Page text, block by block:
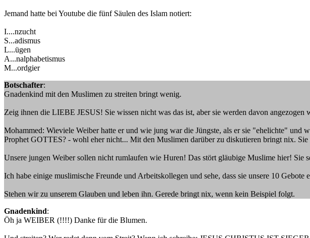
Jemand hatte bei Youtube die fünf Säulen des Islam notiert:
I....nzucht
S...adismus
L...ügen
A...nalphabetismus
M...ordgier
Botschafter:
Gnadenkind mit den Muslimen zu streiten bringt wenig.
Zeig ihnen die LIEBE JESUS! Sie wissen nicht was das ist, aber sie werden davon angezogen
Mohammed: Wieviele Weiber hatte er und wie jung war die Jüngste, als er sie "ehelichte"
Prophet GOTTES? - wohl eher nicht... Mit den Muslimen darüber zu diskutieren bringt nix.
Unsere jungen Weiber sollen nicht rumlaufen wie Huren! Das stört gläubige Muslime hier! Sie
Ich habe einige muslimische Freunde und Arbeitskollegen und sehe, dass sie unsere 10 Gebote
Stehen wir zu unserem Glauben und leben ihn. Gerede bringt nix, wenn kein Beispiel folgt.
Gnadenkind:
Öh ja WEIBER (!!!!) Danke für die Blumen.